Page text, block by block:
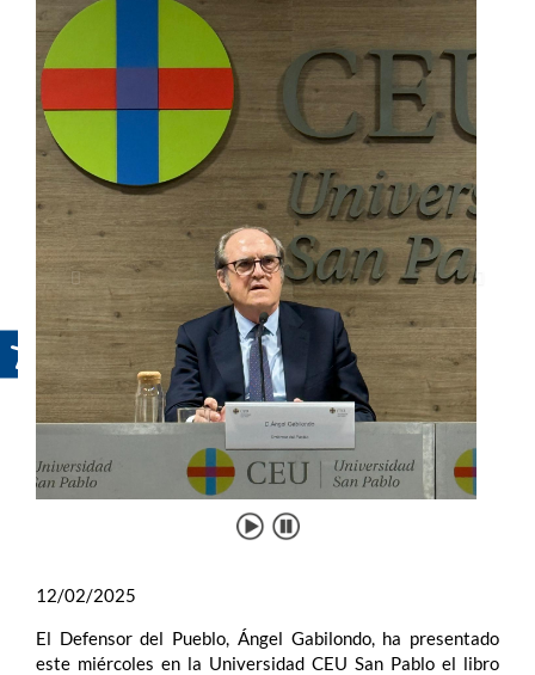
12/02/2025
El Defensor del Pueblo, Ángel Gabilondo, ha presentado
este miércoles en la Universidad CEU San Pablo el libro